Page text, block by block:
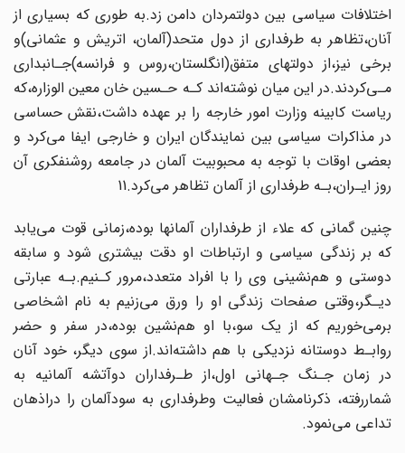
اختلافات سیاسی بین‌ دولتمردان دامن زد.به طوری که بسیاری از
آنان،تظاهر به طرفداری از دول متحد(آلمان، اتریش و عثمانی)و
برخی نیز،از دولتهای متفق(انگلستان،روس و فرانسه)جـانبداری‌‌
مـی‌کردند‌.در این میان نوشته‌اند کـه حـسین خان معین الوزاره،که
ریاست کابینه وزارت امور خارجه را بر عهده داشت،نقش حساسی
در مذاکرات سیاسی بین نمایندگان ایران و خارجی ایفا می‌کرد‌ و
بعضی‌ اوقات با توجه به محبوبیت آلمان در جامعه روشنفکری آن
روز ایـران،بـه‌ طرفداری از آلمان تظاهر می‌کرد.11
چنین گمانی که علاء از طرفداران آلمانها بوده،زمانی قوت‌ می‌یابد‌
که بر زندگی سیاسی و ارتباطات او دقت بیشتری شود و سابقه
دوستی و هم‌نشینی وی را با افراد متعدد،مرور کـنیم.بـه‌ عبارتی
دیـگر،وقتی صفحات زندگی او را ورق می‌زنیم‌ به‌ نام‌ اشخاصی
برمی‌خوریم که از یک‌‌ سو‌،با‌ او هم‌نشین بوده،در سفر و حضر
روابـط دوستانه نزدیکی با هم داشته‌اند.از سوی دیگر، خود آنان
در زمان جـنگ جـهانی‌ اول‌،از‌ طـرفداران دوآتشه آلمانیه به
شماررفته، ذکر‌نامشان‌‌ فعالیت وطرفداری به سودآلمان را دراذهان
تداعی می‌نمود.